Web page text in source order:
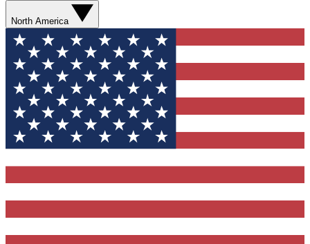
North America